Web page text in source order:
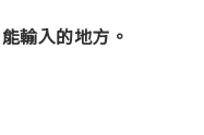
輸入的地方。